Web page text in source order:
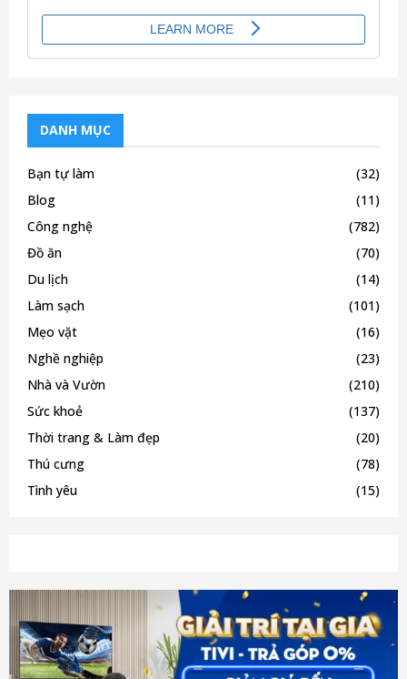
DANH MỤC
Bạn tự làm
(32)
Blog
(11)
Công nghệ
(782)
Đồ ăn
(70)
Du lịch
(14)
Làm sạch
(101)
Mẹo vặt
(16)
Nghề nghiệp
(23)
Nhà và Vườn
(210)
Sức khoẻ
(137)
Thời trang & Làm đẹp
(20)
Thú cưng
(78)
Tình yêu
(15)